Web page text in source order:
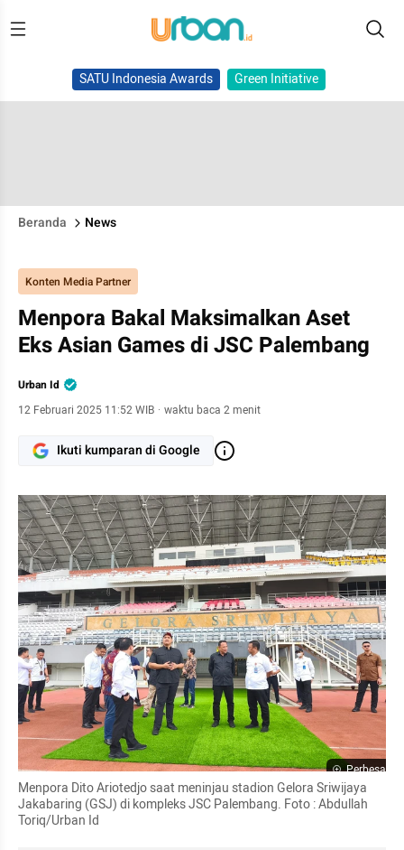
SATU Indonesia Awards Green Initiative
Beranda News
Konten Media Partner
Menpora Bakal Maksimalkan Aset
Eks Asian Games di JSC Palembang
Urban Id
12 Februari 2025 11:52 WIB · waktu baca 2 menit
Ikuti kumparan di Google
Perbesar
Menpora Dito Ariotedjo saat meninjau stadion Gelora Sriwijaya
Jakabaring (GSJ) di kompleks JSC Palembang. Foto : Abdullah
Toriq/Urban Id